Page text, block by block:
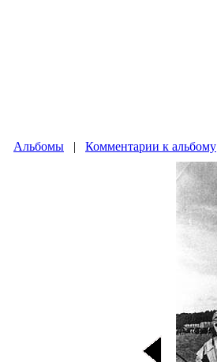
Альбомы | Комментарии к альбому